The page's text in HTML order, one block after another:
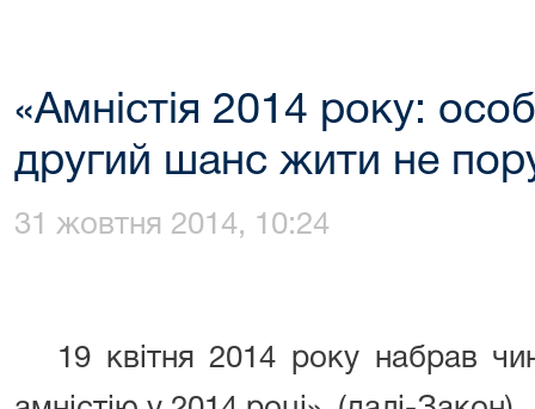
«Амністія 2014 року:
другий шанс жити не
31 жовтня 2014, 10:24
19 квітня 2014 року набрав